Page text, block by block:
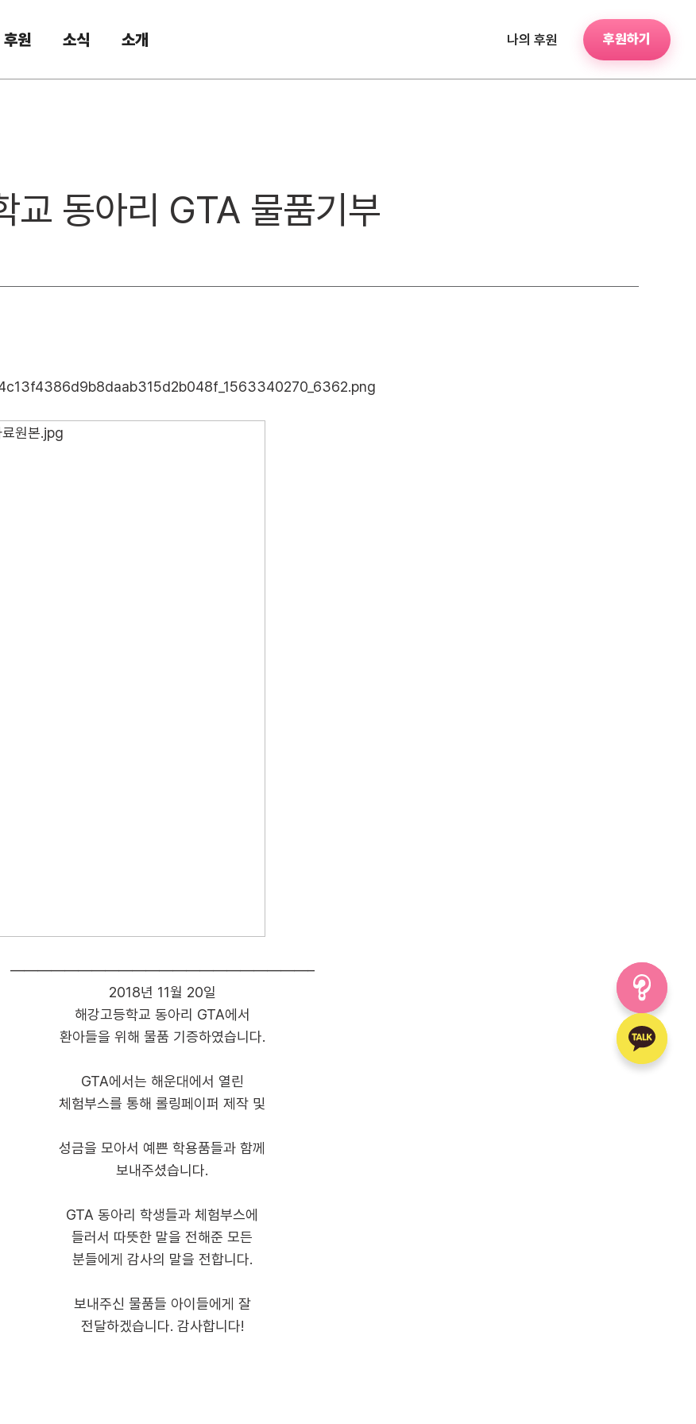
후원 소식 소개 나의 후원 후원하기
동아리 GTA 물품기부
——————————————————————–
2018년 11월 20일
해강고등학교 동아리 GTA에서
환아들을 위해 물품 기증하였습니다.
GTA에서는 해운대에서 열린
체험부스를 통해 롤링페이퍼 제작 및
성금을 모아서 예쁜 학용품들과 함께
보내주셨습니다.
GTA 동아리 학생들과 체험부스에
들러서 따뜻한 말을 전해준 모든
분들에게 감사의 말을 전합니다.
보내주신 물품들 아이들에게 잘
전달하겠습니다. 감사합니다!